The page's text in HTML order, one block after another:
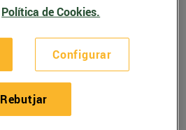
Política de Cookies.
Configurar
Rebutjar